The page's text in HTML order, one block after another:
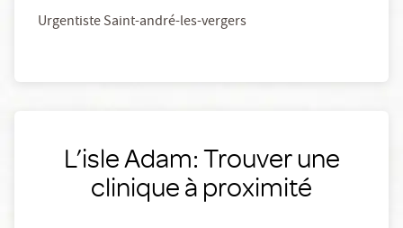
Urgentiste Saint-andré-les-vergers
L’isle Adam: Trouver une
clinique à proximité